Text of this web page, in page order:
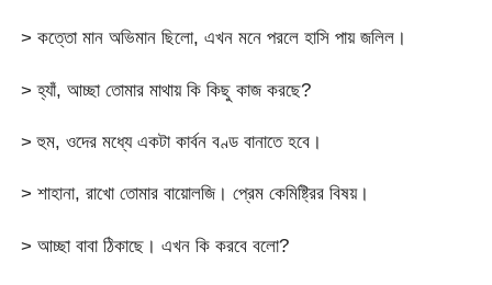
> কত্তো মান অভিমান ছিলো, এখন মনে পরলে হাসি পায় জলিল।
> হ্যাঁ, আচ্ছা তোমার মাথায় কি কিছু কাজ করছে?
> হুম, ওদের মধ্যে একটা কার্বন বণ্ড বানাতে হবে।
> শাহানা, রাখো তোমার বায়োলজি। প্রেম কেমিষ্ট্রির বিষয়।
> আচ্ছা বাবা ঠিকাছে। এখন কি করবে বলো?